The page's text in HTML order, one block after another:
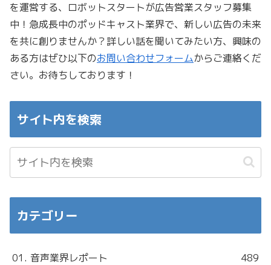
を運営する、ロボットスタートが広告営業スタッフ募集
中！急成長中のポッドキャスト業界で、新しい広告の未来
を共に創りませんか？詳しい話を聞いてみたい方、興味の
ある方はぜひ以下のお問い合わせフォームからご連絡くだ
さい。お待ちしております！
サイト内を検索
カテゴリー
01. 音声業界レポート 489